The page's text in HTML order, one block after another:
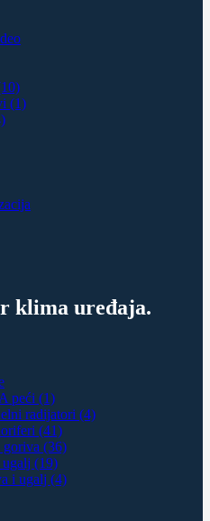
(1)
klima uređaja.
peći (1)
radijatori (4)
(41)
goriva (36)
ugalj (19)
i ugalj (4)